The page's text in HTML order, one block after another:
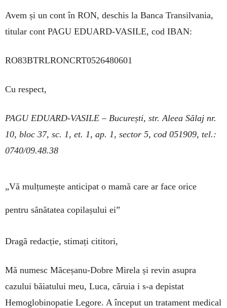
Avem și un cont în RON, deschis la Banca Transilvania,
titular cont PAGU EDUARD-VASILE, cod IBAN:
RO83BTRLRONCRT0526480601
Cu respect,
PAGU EDUARD-VASILE – București, str. Aleea Sălaj nr.
10, bloc 37, sc. 1, et. 1, ap. 1, sector 5, cod 051909, tel.:
0740/09.48.38
„Vă mulțumește anticipat o mamă care ar face orice
pentru sănătatea copilașului ei”
Dragă redacție, stimați cititori,
Mă numesc Măceșanu-Dobre Mirela și revin asupra
cazului băiatului meu, Luca, căruia i s-a de­pistat
Hemoglobinopatie Legore. A început un trata­ment medical